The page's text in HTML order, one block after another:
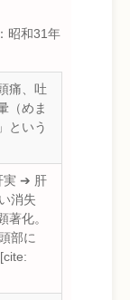
昭和31年
痛、吐
（めま
という
実 ➔ 肝
消失
著化。
部に